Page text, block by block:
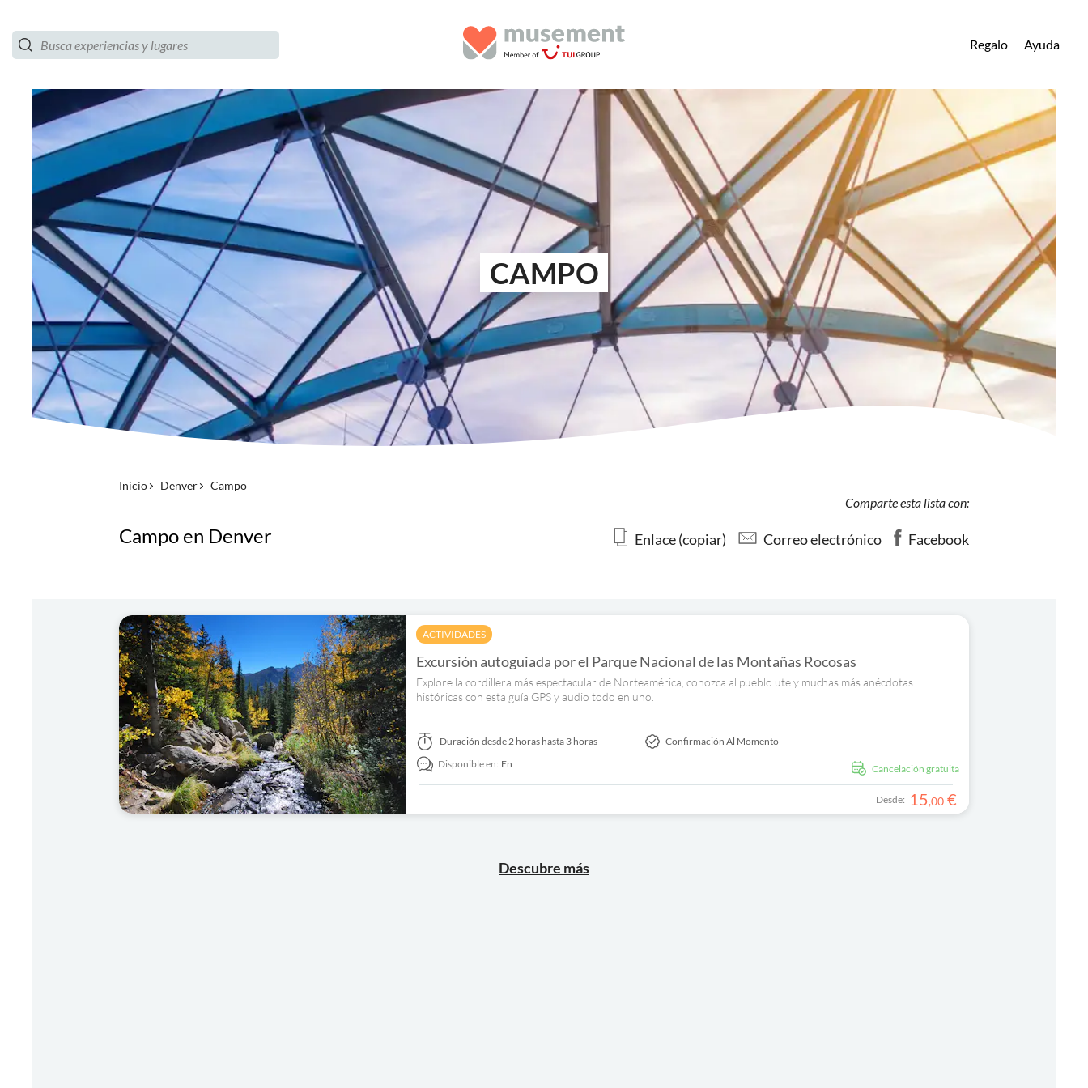
Regalo Ayuda
CAMPO
Inicio Denver Campo
Campo en Denver
Comparte esta lista con:
Enlace (copiar) Correo electrónico Facebook
ACTIVIDADES
Excursión autoguiada por el Parque Nacional de las Montañas Rocosas
Explore la cordillera más espectacular de Norteamérica, conozca al pueblo ute y muchas más anécdotas
históricas con esta guía GPS y audio todo en uno.
cancelación gratuita
Duración desde 2 horas hasta 3 horas
Disponible en: En
Confirmación Al Momento
Desde: 15,00 €
Descubre más